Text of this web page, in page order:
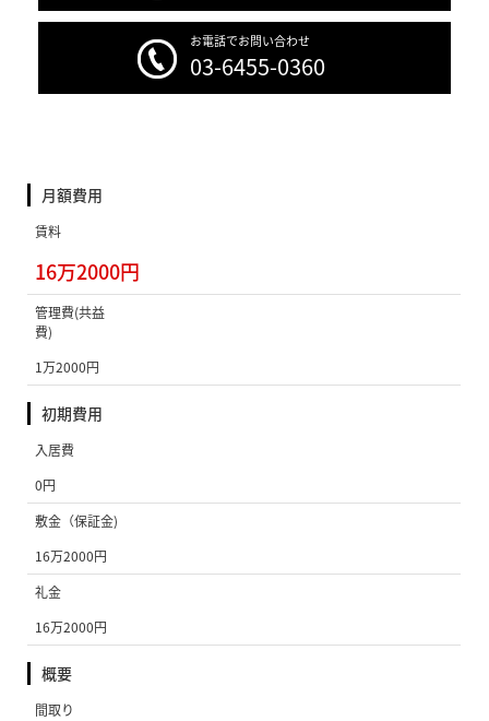
お電話でお問い合わせ
03-6455-0360
月額費用
賃料
16万2000円
管理費(共益
費)
1万2000円
初期費用
入居費
0円
敷金（保証金)
16万2000円
礼金
16万2000円
概要
間取り